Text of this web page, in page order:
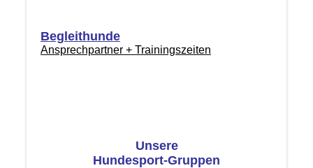
Begleithunde
Ansprechpartner + Trainingszeiten
Unsere
Hundesport-Gruppen